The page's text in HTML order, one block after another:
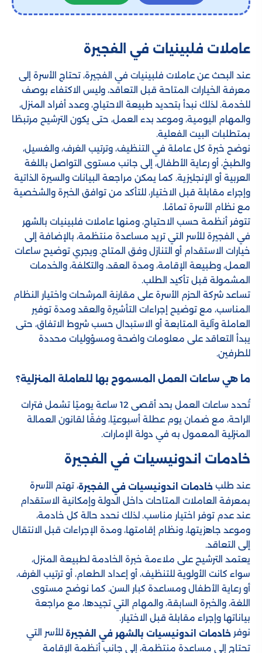
عاملات فلبينيات في الفجيرة
عند البحث عن عاملات فلبينيات في الفجيرة، تحتاج الأسرة إلى
معرفة الخيارات المتاحة قبل التعاقد، وليس الاكتفاء بوصف
للخدمة. لذلك نبدأ بتحديد طبيعة الاحتياج، وعدد أفراد المنزل،
والمهام اليومية، وموعد بدء العمل، حتى يكون الترشيح مرتبطًا
بمتطلبات البيت الفعلية.
نوضح خبرة كل عاملة في التنظيف، وترتيب الغرف، والغسيل،
والطبخ، أو رعاية الأطفال، إلى جانب مستوى التواصل باللغة
العربية أو الإنجليزية. كما يمكن مراجعة البيانات والسيرة الذاتية
وإجراء مقابلة قبل الاختيار، للتأكد من توافق الخبرة والشخصية
مع نظام الأسرة تمامًا.
تتوفر أنظمة حسب الاحتياج، ومنها عاملات فلبينيات بالشهر
في الفجيرة للأسر التي تريد مساعدة منتظمة، بالإضافة إلى
خيارات الاستقدام أو التنازل وفق المتاح. ويجري توضيح ساعات
العمل، وطبيعة الإقامة، ومدة العقد، والتكلفة، والخدمات
المشمولة قبل تأكيد الطلب.
تساعد شركة الحزم الأسرة على مقارنة المرشحات واختيار النظام
المناسب، مع توضيح إجراءات التأشيرة والعقد ومدة توفير
العاملة وآلية المتابعة أو الاستبدال حسب شروط الاتفاق، حتى
يبدأ التعاقد على معلومات واضحة ومسؤوليات محددة
للطرفين.
ما هي ساعات العمل المسموح بها للعاملة المنزلية؟
تُحدد ساعات العمل بحد أقصى 12 ساعة يوميًا تشمل فترات
الراحة، مع ضمان يوم عطلة أسبوعيًا، وفقًا لقانون العمالة
المنزلية المعمول به في دولة الإمارات.
خادمات اندونيسيات في الفجيرة
عند طلب خادمات اندونيسيات في الفجيرة، تهتم الأسرة
بمعرفة العاملات المتاحات داخل الدولة وإمكانية الاستقدام
عند عدم توفر اختيار مناسب. لذلك نحدد حالة كل خادمة،
وموعد جاهزيتها، ونظام إقامتها، ومدة الإجراءات قبل الانتقال
إلى التعاقد.
يعتمد الترشيح على ملاءمة خبرة الخادمة لطبيعة المنزل،
سواء كانت الأولوية للتنظيف، أو إعداد الطعام، أو ترتيب الغرف،
أو رعاية الأطفال ومساعدة كبار السن. كما نوضح مستوى
اللغة، والخبرة السابقة، والمهام التي تجيدها، مع مراجعة
بياناتها وإجراء مقابلة قبل الاختيار.
نوفر خادمات اندونيسيات بالشهر في الفجيرة للأسر التي
تحتاج إلى مساعدة منتظمة، إلى جانب أنظمة الإقامة